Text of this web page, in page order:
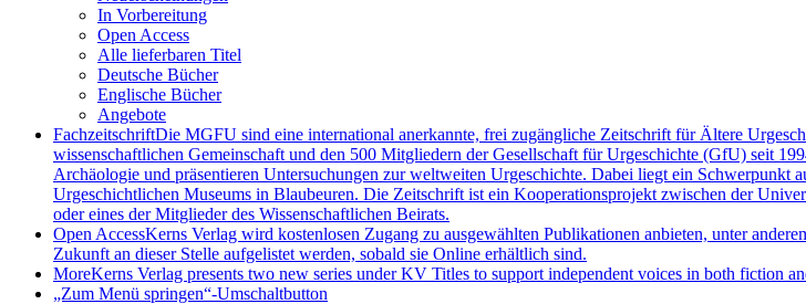
In Vorbereitung
Open Access
Alle lieferbaren Titel
Deutsche Bücher
Englische Bücher
Angebote
FachzeitschriftDie MGFU sind eine international anerkannte, frei zugängliche Zeitschrift für Ältere
wissenschaftlichen Gemeinschaft und den 500 Mitgliedern der Gesellschaft für Urgeschichte (GfU) seit
Archäologie und präsentieren Untersuchungen zur weltweiten Urgeschichte. Dabei liegt ein
Urgeschichtlichen Museums in Blaubeuren. Die Zeitschrift ist ein Kooperationsprojekt zwischen der
oder eines der Mitglieder des Wissenschaftlichen Beirats.
Open AccessKerns Verlag wird kostenlosen Zugang zu ausgewählten Publikationen anbieten, unter
Zukunft an dieser Stelle aufgelistet werden, sobald sie Online erhältlich sind.
MoreKerns Verlag presents two new series under KV Titles to support independent voices in both fiction
„Zum Menü springen“-Umschaltbutton